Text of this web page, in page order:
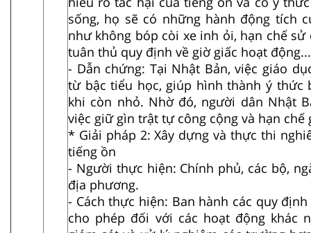
sống, họ sẽ có những hành động tích
như không bóp còi xe inh ỏi, hạn chế
tuân thủ quy định về giờ giấc hoạt động...
- Dẫn chứng: Tại Nhật Bản, việc giáo
từ bậc tiểu học, giúp hình thành ý thức
khi còn nhỏ. Nhờ đó, người dân Nhật
việc giữ gìn trật tự công cộng và hạn chế
* Giải pháp 2: Xây dựng và thực thi
tiếng ồn
- Người thực hiện: Chính phủ, các bộ,
địa phương.
- Cách thực hiện: Ban hành các quy
cho phép đối với các hoạt động khác